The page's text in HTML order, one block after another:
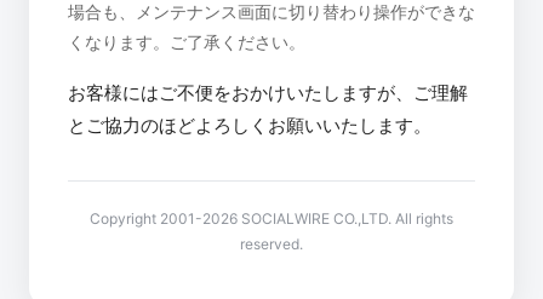
場合も、メンテナンス画面に切り替わり操作ができな
くなります。ご了承ください。
お客様にはご不便をおかけいたしますが、ご理解
とご協力のほどよろしくお願いいたします。
Copyright 2001-2026 SOCIALWIRE CO.,LTD. All rights
reserved.